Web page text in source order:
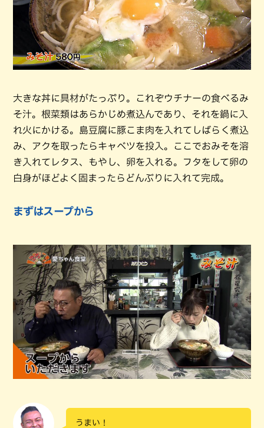
大きな丼に具材がたっぷり。これぞウチナーの食べるみ
そ汁。根菜類はあらかじめ煮込んであり、それを鍋に入
れ火にかける。島豆腐に豚こま肉を入れてしばらく煮込
み、アクを取ったらキャベツを投入。ここでおみそを溶
き入れてレタス、もやし、卵を入れる。フタをして卵の
白身がほどよく固まったらどんぶりに入れて完成。
まずはスープから
うまい！